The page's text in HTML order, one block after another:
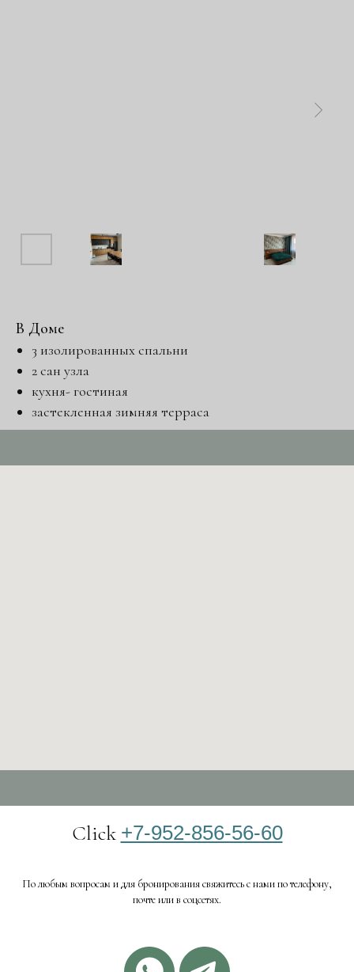
В Доме
3 изолированных спальни
2 сан узла
кухня- гостиная
застекленная зимняя терраса
Click +7-952-856-56-60
По любым вопросам и для бронирования свяжитесь с нами по телефону,
почте или в соцсетях.